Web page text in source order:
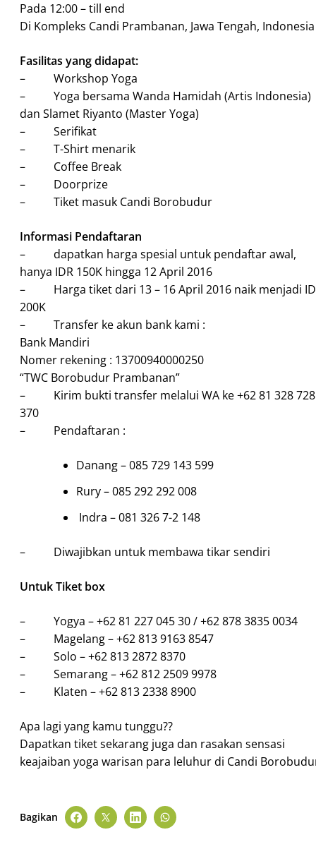
Pada 12:00 – till end
Di Kompleks Candi Prambanan, Jawa Tengah, Indonesia
Fasilitas yang didapat:
– Workshop Yoga
– Yoga bersama Wanda Hamidah (Artis Indonesia)
dan Slamet Riyanto (Master Yoga)
– Serifikat
– T-Shirt menarik
– Coffee Break
– Doorprize
– Tiket masuk Candi Borobudur
Informasi Pendaftaran
– dapatkan harga spesial untuk pendaftar awal,
hanya IDR 150K hingga 12 April 2016
– Harga tiket dari 13 – 16 April 2016 naik menjadi
200K
– Transfer ke akun bank kami :
Bank Mandiri
Nomer rekening : 13700940000250
“TWC Borobudur Prambanan”
– Kirim bukti transfer melalui WA ke +62 81 328 728
370
– Pendaftaran :
Danang – 085 729 143 599
Rury – 085 292 292 008
Indra – 081 326 7-2 148
– Diwajibkan untuk membawa tikar sendiri
Untuk Tiket box
– Yogya – +62 81 227 045 30 / +62 878 3835 0034
– Magelang – +62 813 9163 8547
– Solo – +62 813 2872 8370
– Semarang – +62 812 2509 9978
– Klaten – +62 813 2338 8900
Apa lagi yang kamu tunggu??
Dapatkan tiket sekarang juga dan rasakan sensasi
keajaiban yoga warisan para leluhur di Candi
Bagikan